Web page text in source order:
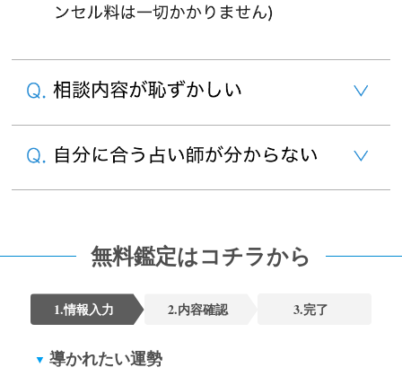
無料鑑定はコチラから
1.情報入力 2.内容確認 3.完了
▼ 導かれたい運勢